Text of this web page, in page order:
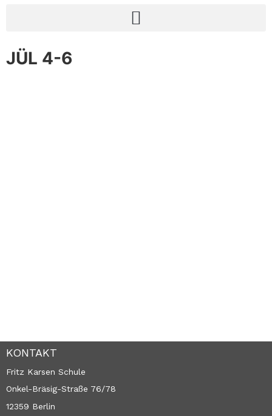
JÜL 4-6
KONTAKT
Fritz Karsen Schule
Onkel-Bräsig-Straße 76/78
12359 Berlin